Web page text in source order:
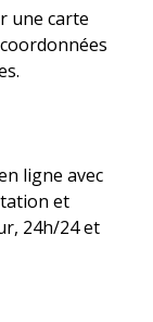
une carte
ligne avec
et
24h/24 et